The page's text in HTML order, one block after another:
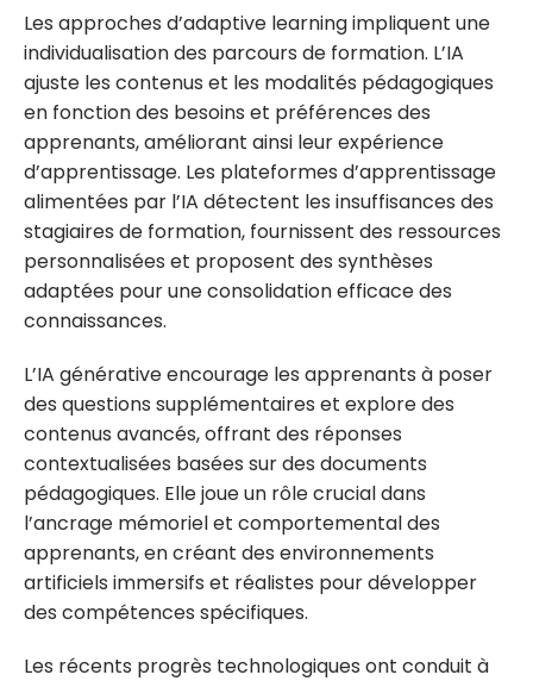
Les approches d’adaptive learning impliquent une
individualisation des parcours de formation. L’IA
ajuste les contenus et les modalités pédagogiques
en fonction des besoins et préférences des
apprenants, améliorant ainsi leur expérience
d’apprentissage. Les plateformes d’apprentissage
alimentées par l’IA détectent les insuffisances des
stagiaires de formation, fournissent des ressources
personnalisées et proposent des synthèses
adaptées pour une consolidation efficace des
connaissances.
L’IA générative encourage les apprenants à poser
des questions supplémentaires et explore des
contenus avancés, offrant des réponses
contextualisées basées sur des documents
pédagogiques. Elle joue un rôle crucial dans
l’ancrage mémoriel et comportemental des
apprenants, en créant des environnements
artificiels immersifs et réalistes pour développer
des compétences spécifiques.
Les récents progrès technologiques ont conduit à